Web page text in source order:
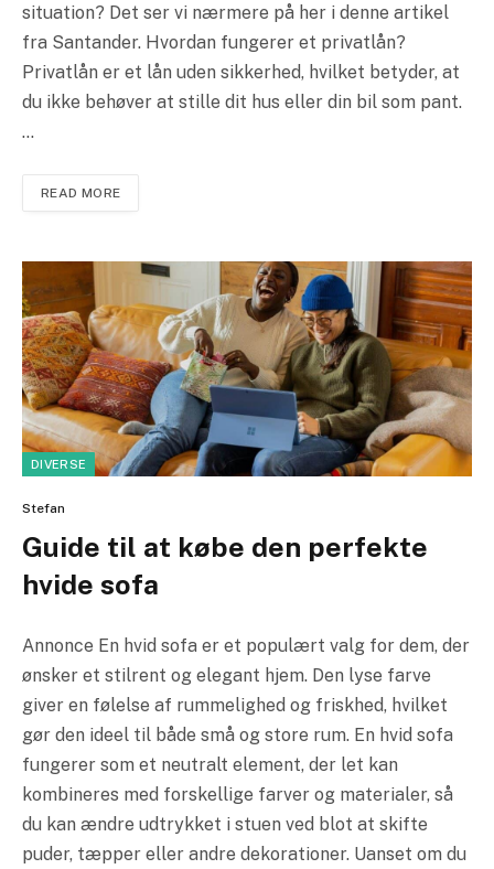
situation? Det ser vi nærmere på her i denne artikel
fra Santander. Hvordan fungerer et privatlån?
Privatlån er et lån uden sikkerhed, hvilket betyder, at
du ikke behøver at stille dit hus eller din bil som pant.
…
READ MORE
DIVERSE
Stefan
Guide til at købe den perfekte
hvide sofa
Annonce En hvid sofa er et populært valg for dem, der
ønsker et stilrent og elegant hjem. Den lyse farve
giver en følelse af rummelighed og friskhed, hvilket
gør den ideel til både små og store rum. En hvid sofa
fungerer som et neutralt element, der let kan
kombineres med forskellige farver og materialer, så
du kan ændre udtrykket i stuen ved blot at skifte
puder, tæpper eller andre dekorationer. Uanset om du